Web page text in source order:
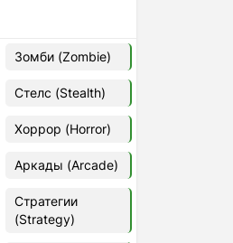
[Папка
2 v.1.60.1.7s
(2012)
5 v.688.044
(2021)
Зомби (Zombie)
Стелс (Stealth)
Хоррор (Horror)
Аркады (Arcade)
Стратегии
(Strategy)